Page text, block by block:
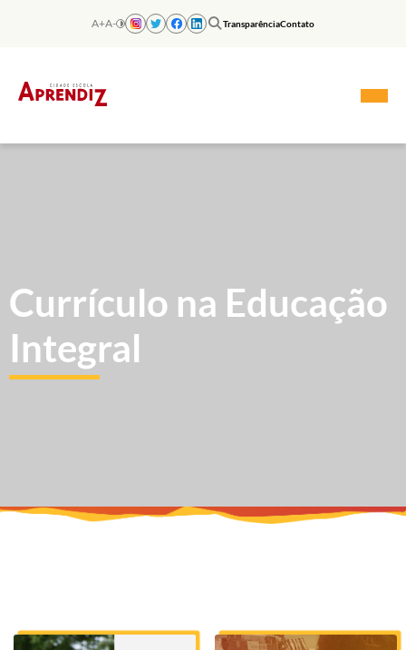
A+A- TransparênciaContato
Currículo na Educação
Integral